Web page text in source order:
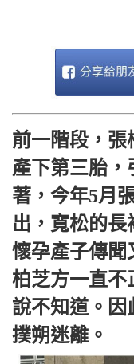
前一階段，張
產下第三胎，
著，今年5月
出，寬松的長
懷孕產子傳聞
柏芝方一直不
說不知道。因
撲朔迷離。